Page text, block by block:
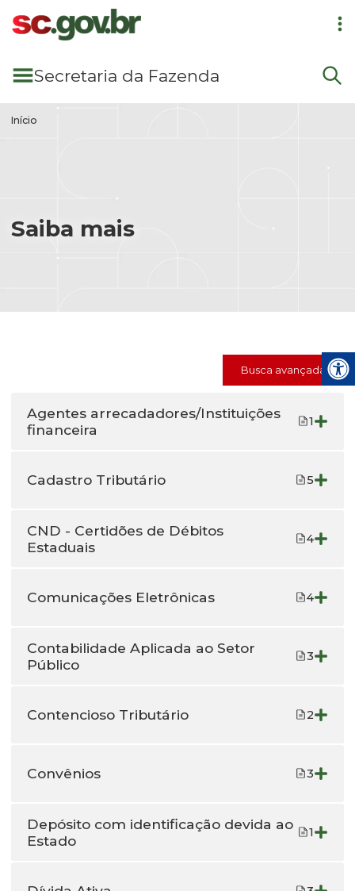
Pular para conteúdo principal
Secretaria da Fazenda
Início
Saiba mais
Busca avançada
Agentes arrecadadores/Instituições
financeira
1
Cadastro Tributário 5
CND - Certidões de Débitos
Estaduais
4
Comunicações Eletrônicas 4
Contabilidade Aplicada ao Setor
Público
3
Contencioso Tributário 2
Convênios 3
Depósito com identificação devida ao
Estado
1